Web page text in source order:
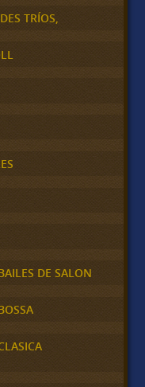
TRÍOS,
DE SALON